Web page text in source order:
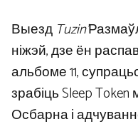
Выезд Tuzin’
ніжэй, дзе ён
альбоме 11,
зрабіць Sleep
Осбарна і